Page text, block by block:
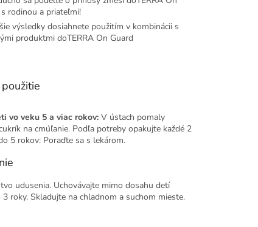
rodinou a priateľmi!
výsledky dosiahnete použitím v kombinácii s
produktmi doTERRA On Guard
vo veku 5 a viac rokov: V ústach pomaly
na cmúľanie. Podľa potreby opakujte každé 2
5 rokov: Poraďte sa s lekárom.
udusenia. Uchovávajte mimo dosahu detí
3 roky. Skladujte na chladnom a suchom mieste.